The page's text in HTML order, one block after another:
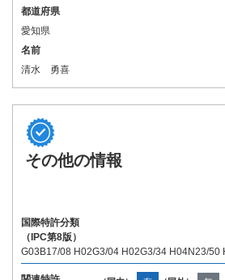
都道府県
愛知県
名前
清水 勇喜
その他の情報
国際特許分類
（IPC第8版）
G03B17/08 H02G3/04 H02G3/34 H04N23/50